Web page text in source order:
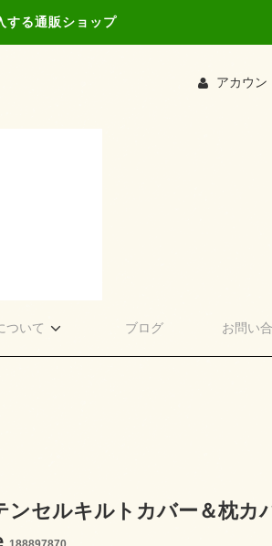
する通販ショップ
アカウン
ついて ブログ お問い
セルキルトカバー＆枕カ